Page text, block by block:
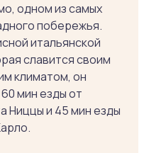
одном из самых
побережья.
итальянской
славится своим
климатом, он
мин езды от
Ниццы и 45 мин езды